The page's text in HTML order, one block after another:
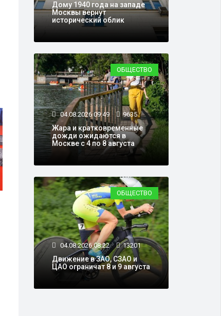
Дому 1940 года на западе
Москвы вернут
исторический облик
ОБЩЕСТВО
04.08.2026 09:49 9635
Жара и кратковременные
дожди ожидаются в
Москве с 4 по 8 августа
ОБЩЕСТВО
04.08.2026 08:22 13201
Движение в ЗАО, СЗАО и
ЦАО ограничат 8 и 9 августа